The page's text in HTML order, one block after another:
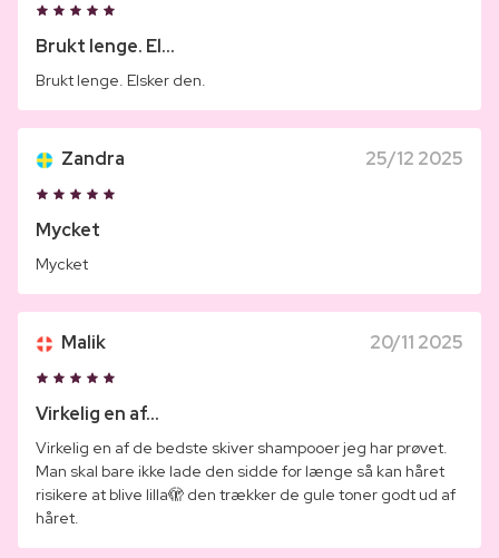
Brukt lenge. El...
Brukt lenge. Elsker den.
Zandra 25/12 2025
Mycket
Mycket
Malik 20/11 2025
Virkelig en af...
Virkelig en af de bedste skiver shampooer jeg har prøvet.
Man skal bare ikke lade den sidde for længe så kan håret
risikere at blive lilla🫣 den trækker de gule toner godt ud af
håret.